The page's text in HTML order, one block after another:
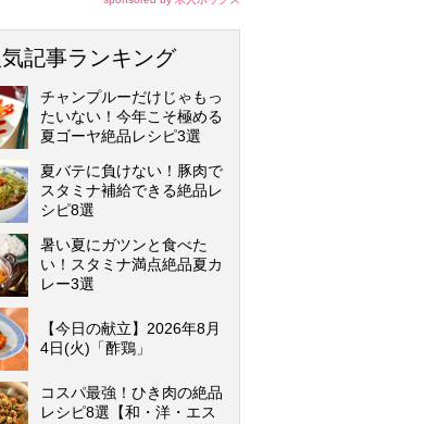
気記事ランキング
チャンプルーだけじゃもっ
たいない！今年こそ極める
夏ゴーヤ絶品レシピ3選
夏バテに負けない！豚肉で
スタミナ補給できる絶品レ
シピ8選
暑い夏にガツンと食べた
い！スタミナ満点絶品夏カ
レー3選
【今日の献立】2026年8月
4日(火)「酢鶏」
コスパ最強！ひき肉の絶品
レシピ8選【和・洋・エス